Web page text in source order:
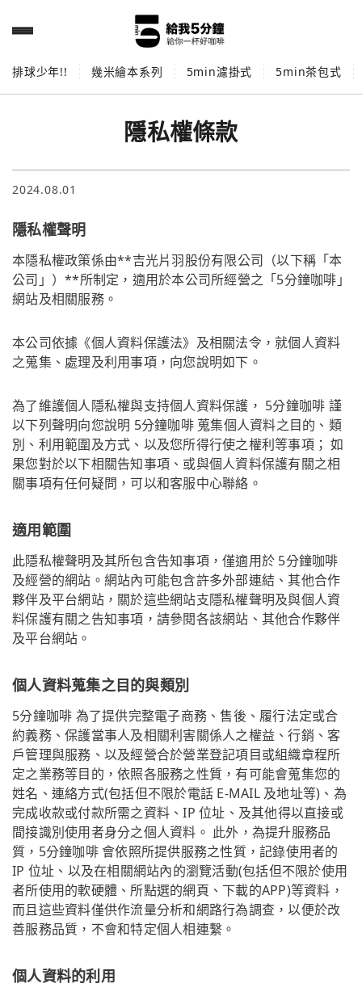
排球少年!! 幾米繪本系列 5min濾掛式 5min茶包式
隱私權條款
2024.08.01
隱私權聲明
本隱私權政策係由**吉光片羽股份有限公司（以下稱「本
公司」）**所制定，適用於本公司所經營之「5分鐘咖啡」
網站及相關服務。
本公司依據《個人資料保護法》及相關法令，就個人資料
之蒐集、處理及利用事項，向您說明如下。
為了維護個人隱私權與支持個人資料保護， 5分鐘咖啡 謹
以下列聲明向您說明 5分鐘咖啡 蒐集個人資料之目的、類
別、利用範圍及方式、以及您所得行使之權利等事項； 如
果您對於以下相關告知事項、或與個人資料保護有關之相
關事項有任何疑問，可以和客服中心聯絡。
適用範圍
此隱私權聲明及其所包含告知事項，僅適用於 5分鐘咖啡
及經營的網站。網站內可能包含許多外部連結、其他合作
夥伴及平台網站，關於這些網站支隱私權聲明及與個人資
料保護有關之告知事項，請參閱各該網站、其他合作夥伴
及平台網站。
個人資料蒐集之目的與類別
5分鐘咖啡 為了提供完整電子商務、售後、履行法定或合
約義務、保護當事人及相關利害關係人之權益、行銷、客
戶管理與服務、以及經營合於營業登記項目或組織章程所
定之業務等目的，依照各服務之性質，有可能會蒐集您的
姓名、連絡方式(包括但不限於電話 E-MAIL 及地址等)、為
完成收款或付款所需之資料、IP 位址、及其他得以直接或
間接識別使用者身分之個人資料。 此外，為提升服務品
質，5分鐘咖啡 會依照所提供服務之性質，記錄使用者的
IP 位址、以及在相關網站內的瀏覽活動(包括但不限於使用
者所使用的軟硬體、所點選的網頁、下載的APP)等資料，
而且這些資料僅供作流量分析和網路行為調查，以便於改
善服務品質，不會和特定個人相連繫。
個人資料的利用